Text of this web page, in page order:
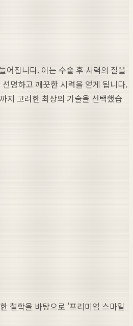
어집니다. 이는 수술 후 시력의 질을
명하고 깨끗한 시력을 얻게 됩니다.
지 고려한 최상의 기술을 선택했습
철학을 바탕으로 '프리미엄 스마일